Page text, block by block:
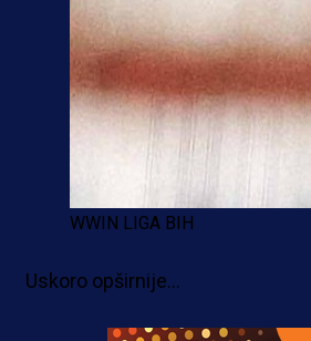
WWIN LIGA BIH
Uskoro opširnije...